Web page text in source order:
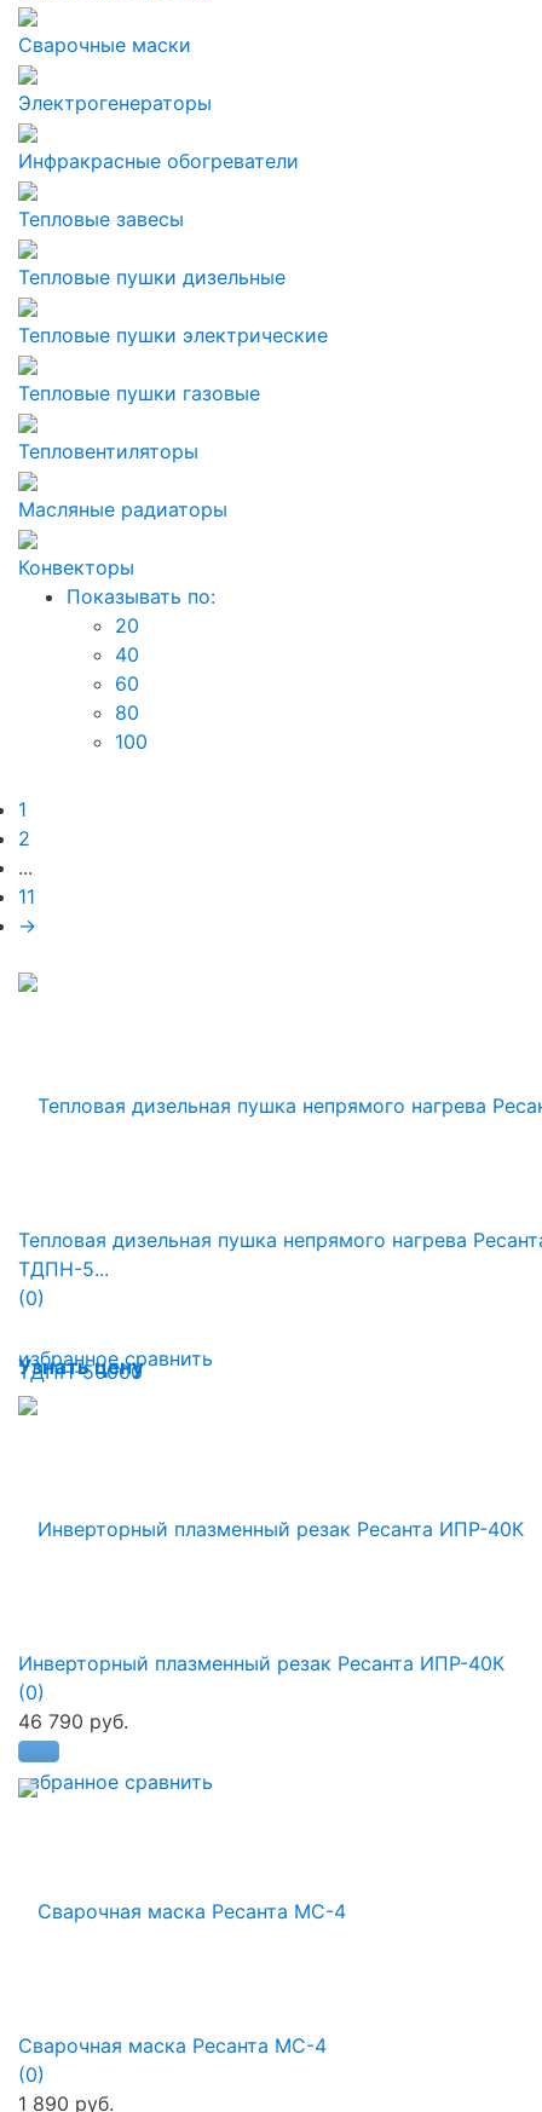
Сварочные маски
Электрогенераторы
Инфракрасные обогреватели
Тепловые завесы
Тепловые пушки дизельные
Тепловые пушки электрические
Тепловые пушки газовые
Тепловентиляторы
Масляные радиаторы
Конвекторы
Показывать по:
20
40
60
80
100
1
2
...
11
→
избранное сравнить
Тепловая дизельная пушка непрямого нагрева
ТДПН-5...
(0)
Узнать цену
избранное сравнить
Инверторный плазменный резак Ресанта ИПР-40К
(0)
46 790 руб.
Сварочная маска Ресанта МС-4
(0)
1 890 руб.